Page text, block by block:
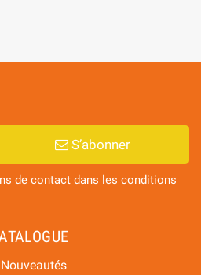
S’abonner
de contact dans les conditions
Nouveautés